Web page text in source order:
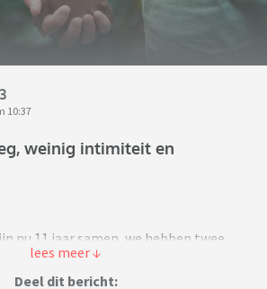
10:37
weinig intimiteit en
nu 11 jaar samen, we hebben twee
en 6.
wat meegemaakt (o.a. kindje verloren
Deel dit bericht: